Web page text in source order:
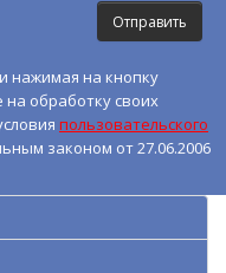
нажимая на кнопку
обработку своих
пользовательского
законом от 27.06.2006